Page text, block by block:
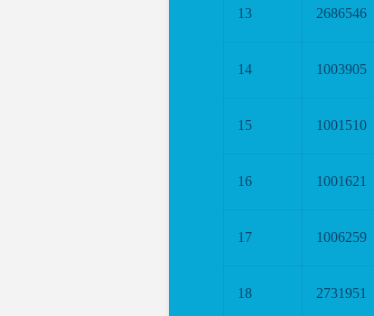
13 2686546
14 1003905
15 1001510
16 1001621
17 1006259
18 2731951